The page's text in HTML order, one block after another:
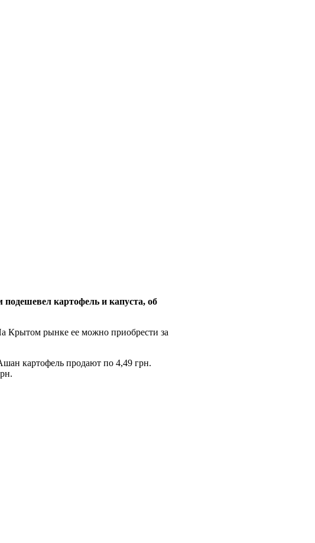
картофель и капуста, об
Крытом рынке ее можно приобрести за
картофель продают по 4,49 грн.